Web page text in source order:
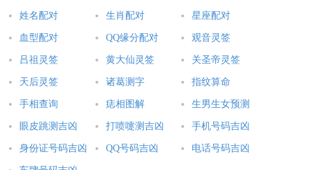
呼延景宏 呼延元思 呼延睿广 呼延智宁 呼延宁俊 呼延奕然 呼延
曜瑞 呼延驰邦 呼延广博 呼延彦晟
听的名字
本文： 呼延姓男孩好听的名字,呼延姓男孩名字精选
姓名配对 生肖配对 星座配对
血型配对 QQ缘分配对 观音灵签
吕祖灵签 黄大仙灵签 关圣帝灵签
天后灵签 诸葛测字 指纹算命
手相查询 痣相图解 生男生女预测
眼皮跳测吉凶 打喷嚏测吉凶 手机号码吉凶
身份证号码吉凶 QQ号码吉凶 电话号码吉凶